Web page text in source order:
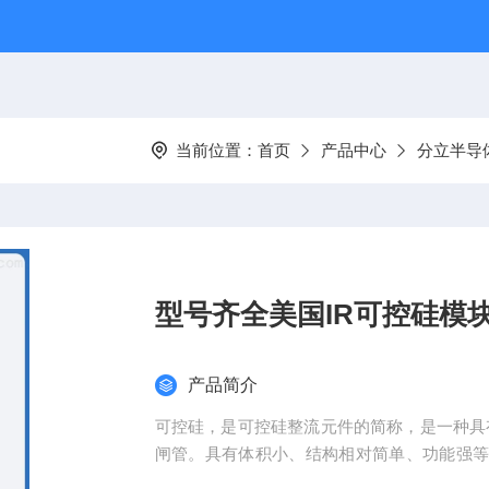
当前位置： 首页 产品中心 分立半导
型号齐全美国IR可控硅模
产品简介
可控硅，是可控硅整流元件的简称，是一种
闸管。具有体积小、结构相对简单、功能强